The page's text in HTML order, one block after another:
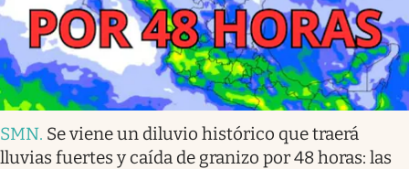
SMN. Se viene un diluvio histórico que traerá
lluvias fuertes y caída de granizo por 48 horas: las